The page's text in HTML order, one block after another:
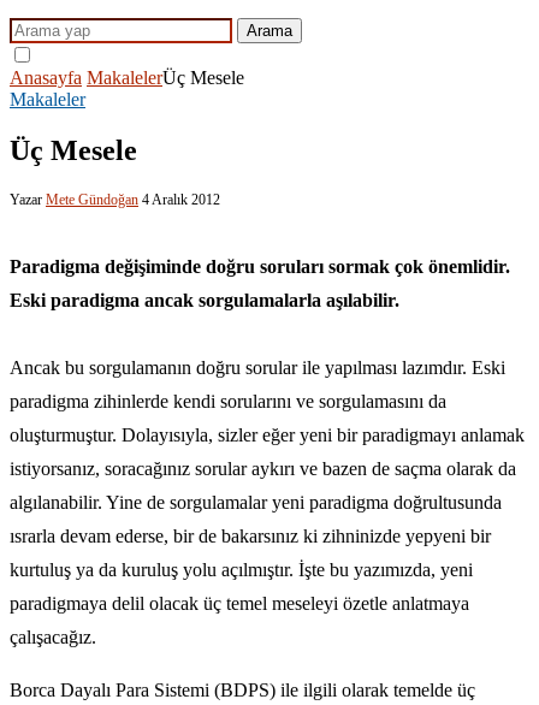
Arama
Anasayfa MakalelerÜç Mesele
Makaleler
Üç Mesele
Yazar Mete Gündoğan 4 Aralık 2012
Paradigma değişiminde doğru soruları sormak çok önemlidir.
Eski paradigma ancak sorgulamalarla aşılabilir.
Ancak bu sorgulamanın doğru sorular ile yapılması lazımdır. Eski
paradigma zihinlerde kendi sorularını ve sorgulamasını da
oluşturmuştur. Dolayısıyla, sizler eğer yeni bir paradigmayı anlamak
istiyorsanız, soracağınız sorular aykırı ve bazen de saçma olarak da
algılanabilir. Yine de sorgulamalar yeni paradigma doğrultusunda
ısrarla devam ederse, bir de bakarsınız ki zihninizde yepyeni bir
kurtuluş ya da kuruluş yolu açılmıştır. İşte bu yazımızda, yeni
paradigmaya delil olacak üç temel meseleyi özetle anlatmaya
çalışacağız.
Borca Dayalı Para Sistemi (BDPS) ile ilgili olarak temelde üç